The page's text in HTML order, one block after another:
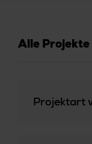
Alle Projekte
Projektart